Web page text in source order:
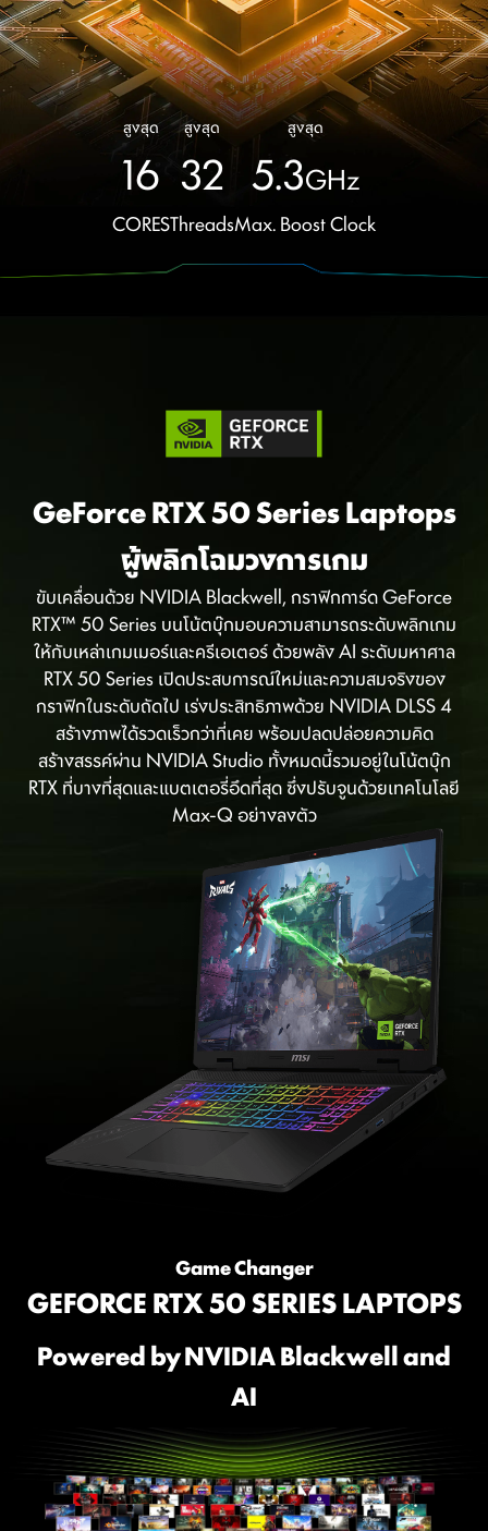
Crosshair A17 HX D8WGKG-017TH
AMD Ryzen™ 9 8940HX processor
Windows 11 Home (MSI recommends Windows 11 Pro for business.)
Office Home 2024 included
17" QHD+(2560x1600), 240Hz Refresh Rate, IPS-Level, 100% DCI-P3(Typical)
AMD Radeon™ 610M
NVIDIA ®GeForce RTX™ 5070 Laptop GPU powers advanced AI with 798 AI TOPS
8GB*2
ตัวเลือกเพิ่มเติม
ตัวแทนจำหน่ายอื่นๆ
สูงสุด
16
CORES
สูงสุด
32
Threads
สูงสุด
5.3GHz
Max. Boost Clock
GeForce RTX 50 Series Laptops
ผู้พลิกโฉมวงการเกม
ขับเคลื่อนด้วย NVIDIA Blackwell, กราฟิกการ์ด GeForce
RTX™ 50 Series บนโน้ตบุ๊กมอบความสามารถระดับพลิกเกม
ให้กับเหล่าเกมเมอร์และครีเอเตอร์ ด้วยพลัง AI ระดับมหาศาล
RTX 50 Series เปิดประสบการณ์ใหม่และความสมจริงของ
กราฟิกในระดับถัดไป เร่งประสิทธิภาพด้วย NVIDIA DLSS 4
สร้างภาพได้รวดเร็วกว่าที่เคย พร้อมปลดปล่อยความคิด
สร้างสรรค์ผ่าน NVIDIA Studio ทั้งหมดนี้รวมอยู่ในโน้ตบุ๊ก
RTX ที่บางที่สุดและแบตเตอรี่อึดที่สุด ซึ่งปรับจูนด้วยเทคโนโลยี
Max-Q อย่างลงตัว
Game Changer
GEFORCE RTX 50 SERIES LAPTOPS
Powered by NVIDIA Blackwell and
AI